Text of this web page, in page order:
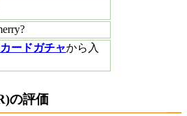
ードガチャから入
の評価